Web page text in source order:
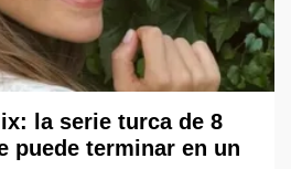
la serie turca de 8
puede terminar en un